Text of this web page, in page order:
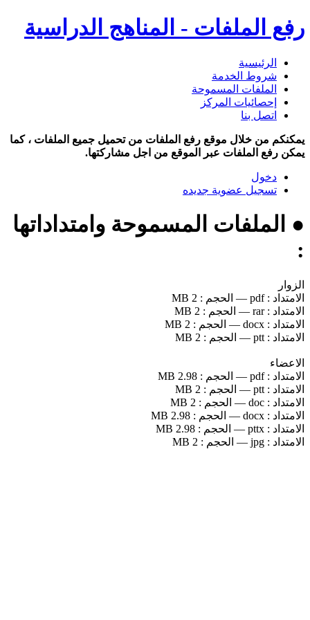
رفع الملفات - المناهج الدراسية
الرئيسية
شروط الخدمة
الملفات المسموحة
إحصائيات المركز
اتصل بنا
يمكنكم من خلال موقع رفع الملفات من تحميل جميع الملفات ، كما
يمكن رفع الملفات عبر الموقع من اجل مشاركتها.
دخول
تسجيل عضوية جديده
● الملفات المسموحة وامتداداتها
:
الزوار
الامتداد :pdf
— الحجم : 2 MB
الامتداد :rar
— الحجم : 2 MB
الامتداد : docx
— الحجم : 2 MB
الامتداد : ptt
— الحجم : 2 MB
الاعضاء
الامتداد :pdf
— الحجم : 2.98 MB
الامتداد : ptt
— الحجم : 2 MB
الامتداد : doc
— الحجم : 2 MB
الامتداد : docx
— الحجم : 2.98 MB
الامتداد : pttx
— الحجم : 2.98 MB
الامتداد : jpg
— الحجم : 2 MB